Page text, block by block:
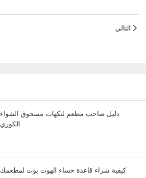
التالي
دليل صاحب مطعم لنكهات مسحوق الشواء
الكوري
كيفية شراء قاعدة حساء الهوت بوت لمطعمك